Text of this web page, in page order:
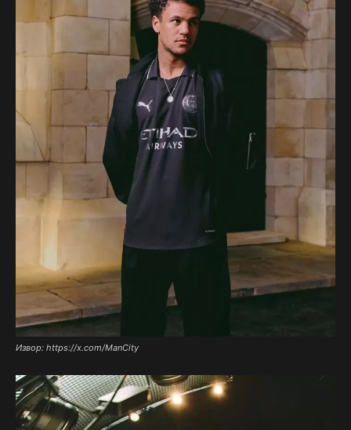
Извор: https://x.com/ManCity